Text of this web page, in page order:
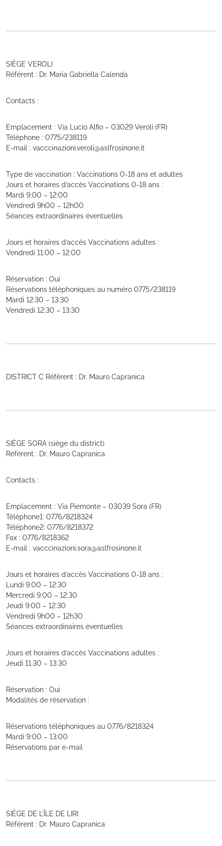
SIÈGE VEROLI
Référent : Dr. Maria Gabriella Calenda
Contacts :
Emplacement : Via Lucio Alfio – 03029 Veroli (FR)
Téléphone : 0775/238119
E-mail : vacccinazioni.veroli@aslfrosinone.it
Type de vaccination : Vaccinations 0-18 ans et adultes
Jours et horaires d’accès Vaccinations 0-18 ans :
Mardi 9:00 – 12:00
Vendredi 9h00 – 12h00
Séances extraordinaires éventuelles
Jours et horaires d’accès Vaccinations adultes :
Vendredi 11:00 – 12:00
Réservation : Oui
Réservations téléphoniques au numéro 0775/238119
Mardi 12:30 – 13:30
Vendredi 12:30 – 13:30
DISTRICT C Référent : Dr. Mauro Capranica
SIÈGE SORA (siège du district)
Référent : Dr. Mauro Capranica
Contacts :
Emplacement : Via Piemonte – 03039 Sora (FR)
Téléphone1: 0776/8218324
Téléphone2: 0776/8218372
Fax : 0776/8218362
E-mail : vacccinazioni.sora@aslfrosinone.it
Jours et horaires d’accès Vaccinations 0-18 ans :
Lundi 9:00 – 12:30
Mercredi 9:00 – 12:30
Jeudi 9:00 – 12:30
Vendredi 9h00 – 12h30
Séances extraordinaires éventuelles
Jours et horaires d’accès Vaccinations adultes :
Jeudi 11:30 – 13:30
Réservation : Oui
Modalités de réservation :
Réservations téléphoniques au 0776/8218324
Mardi 9:00 – 13:00
Réservations par e-mail
SIÈGE DE L’ÎLE DE LIRI
Référent : Dr. Mauro Capranica